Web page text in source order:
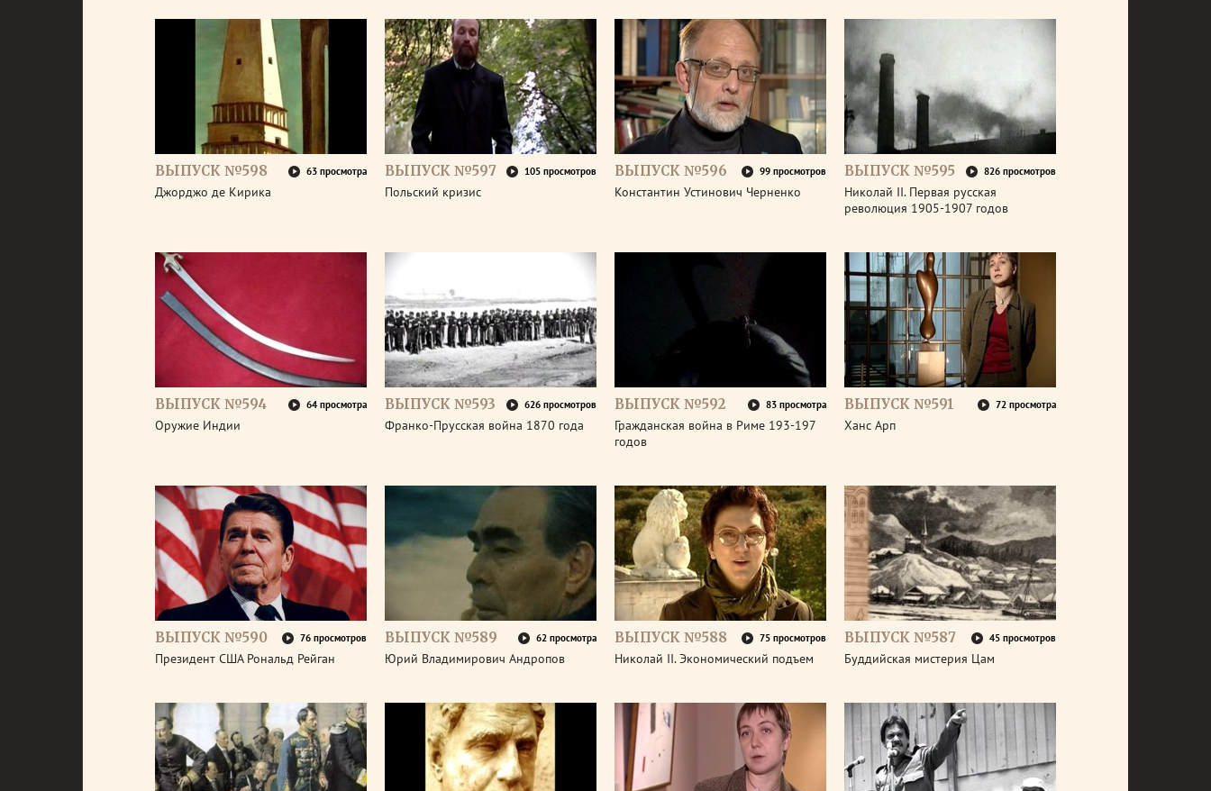
ВЫПУСК №598 63 просмотра
Джорджо де Кирика
ВЫПУСК №597 105 просмотров
Польский кризис
ВЫПУСК №596 99 просмотров
Константин Устинович Черненко
ВЫПУСК №595 826 просмотров
Николай II. Первая русская
революция 1905-1907 годов
ВЫПУСК №594 64 просмотра
Оружие Индии
ВЫПУСК №593 626 просмотров
Франко-Прусская война 1870 года
ВЫПУСК №592 83 просмотра
Гражданская война в Риме 193-197
годов
ВЫПУСК №591 72 просмотра
Ханс Арп
ВЫПУСК №590 76 просмотров
Президент США Рональд Рейган
ВЫПУСК №589 62 просмотра
Юрий Владимирович Андропов
ВЫПУСК №588 75 просмотров
Николай II. Экономический подъем
ВЫПУСК №587 45 просмотров
Буддийская мистерия Цам